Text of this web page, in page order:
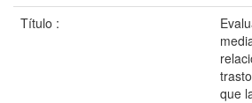
Título :
que